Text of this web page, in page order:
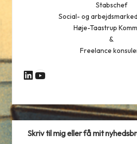
Stabschef
Social- og
Høje-Taastrup
&
Freelance
LinkedIn
YouTube
Skriv til mig eller få mit